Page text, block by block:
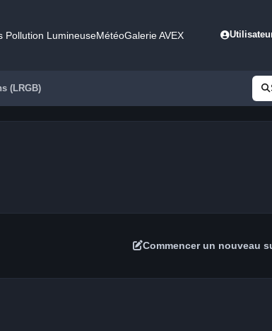
Pollution LumineuseMétéoGalerie AVEX
(LRGB)
Commencer un nouveau